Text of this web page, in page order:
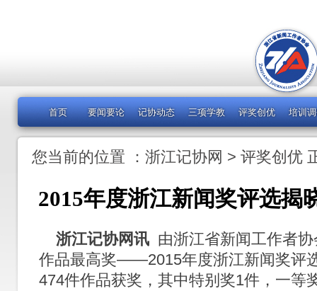
首页 要闻要论 记协动态 三项学教 评奖创优 培训
您当前的位置 ： 浙江记协网 > 评奖创优
2015年度浙江新闻奖评选揭
浙江记协网讯 由浙江省新闻工作者
作品最高奖——2015年度浙江新闻奖评
474件作品获奖，其中特别奖1件，一等